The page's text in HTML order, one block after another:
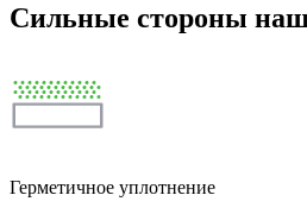
Сильные стороны
Герметичное уплотнение